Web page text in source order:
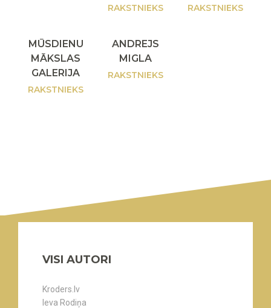
RAKSTNIEKS RAKSTNIEKS
MŪSDIENU
MĀKSLAS
GALERIJA
RAKSTNIEKS
ANDREJS
MIGLA
RAKSTNIEKS
VISI AUTORI
Kroders.lv
Ieva Rodiņa